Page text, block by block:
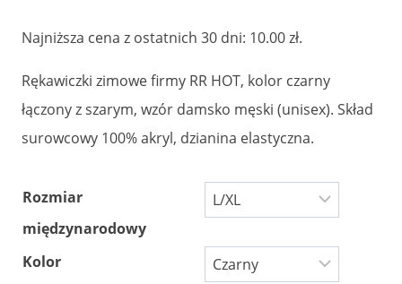
29.00 zł. 10.00 zł.
Najniższa cena z ostatnich 30 dni: 10.00zł.
Rękawiczki zimowe firmy RR HOT, kolor czarny
łączony z szarym, wzór damsko męski (unisex). Skład
surowcowy 100% akryl, dzianina elastyczna.
Rozmiar
międzynarodowy
Kolor